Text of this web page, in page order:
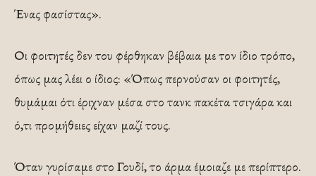
Ένας φασίστας».
Οι φοιτητές δεν του φέρθηκαν βέβαια με τον ίδιο τρόπο,
όπως μας λέει ο ίδιος: «Όπως περνούσαν οι φοιτητές,
θυμάμαι ότι έριχναν μέσα στο τανκ πακέτα τσιγάρα και
ό,τι προμήθειες είχαν μαζί τους.
Όταν γυρίσαμε στο Γουδί, το άρμα έμοιαζε με περίπτερο.